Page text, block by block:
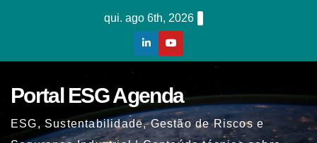
qui. ago 6th, 2026
Portal ESG Agenda
ESG, Sustentabilidade, Gestão de Riscos e